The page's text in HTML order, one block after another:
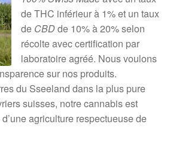
de THC inférieur à 1% et un taux
deCBDde 10% à 20% selon
récolte avec certification par
laboratoire agréé. Nous voulons
sur nos produits.
du Sseeland dans la plus pure
suisses, notre cannabis est
agriculture respectueuse de